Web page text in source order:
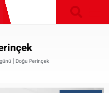
| Doğu Perinçek